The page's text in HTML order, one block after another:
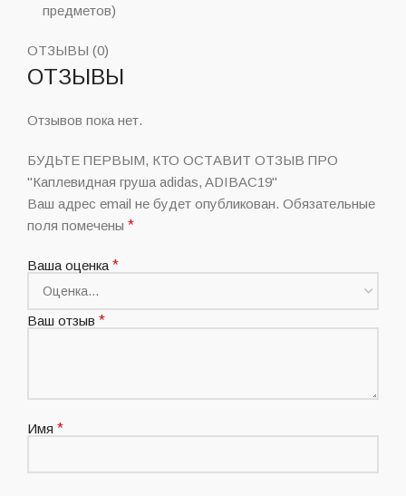
предметов)
ОТЗЫВЫ (0)
ОТЗЫВЫ
Отзывов пока нет.
БУДЬТЕ ПЕРВЫМ, КТО ОСТАВИТ ОТЗЫВ ПРО
"Каплевидная груша adidas, ADIBAC19"
Ваш адрес email не будет опубликован. Обязательные
поля помечены *
Ваша оценка *
Ваш отзыв *
Имя *